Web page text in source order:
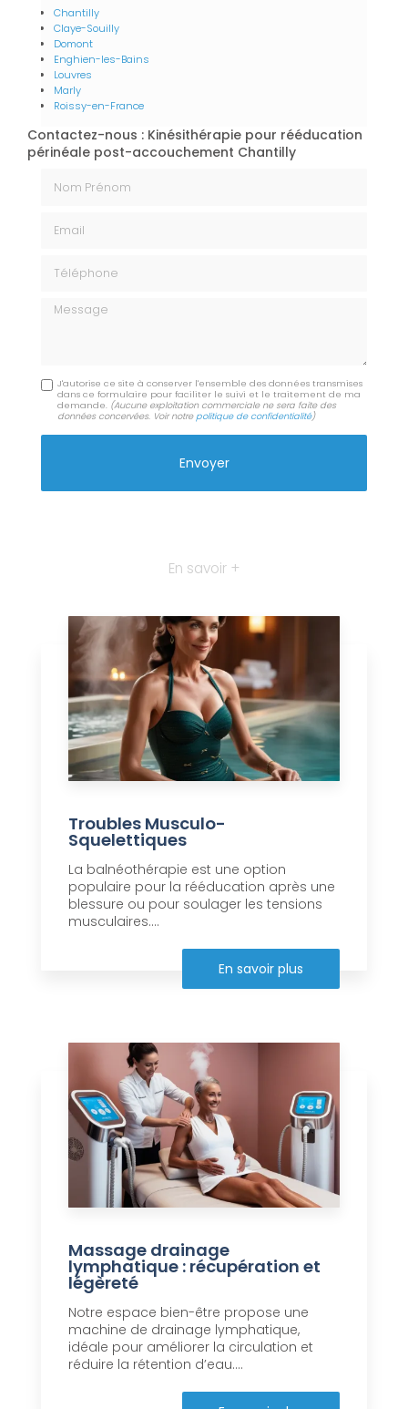
Chantilly
Claye-Souilly
Domont
Enghien-les-Bains
Louvres
Marly
Roissy-en-France
Contactez-nous : Kinésithérapie pour rééducation
périnéale post-accouchement Chantilly
Message
J'autorise ce site à conserver l'ensemble des données transmises
dans ce formulaire pour faciliter le suivi et le traitement de ma
demande. (Aucune exploitation commerciale ne sera faite des
données concervées. Voir notrepolitique de confidentialité)
En savoir +
Troubles Musculo-
Squelettiques
La balnéothérapie est une option
populaire pour la rééducation après une
blessure ou pour soulager les tensions
musculaires....
En savoir plus
Massage drainage
lymphatique : récupération et
légèreté
Notre espace bien-être propose une
machine de drainage lymphatique,
idéale pour améliorer la circulation et
réduire la rétention d’eau....